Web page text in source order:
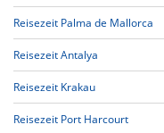
Reisezeit Palma de Mallorca
Reisezeit Antalya
Reisezeit Krakau
Reisezeit Port Harcourt